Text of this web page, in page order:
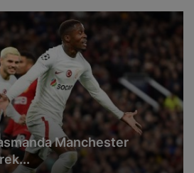
Manchester